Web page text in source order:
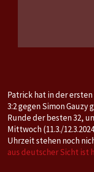
,
Patrick hat in der
3:2 gegen Simon Gauzy
Runde der besten 32,
Mittwoch (11.3./
Uhrzeit stehen noch
aus deutscher Sicht ist